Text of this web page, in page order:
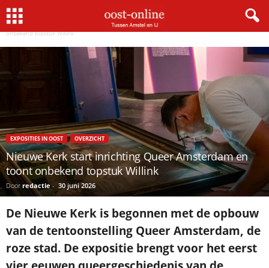
Home
Nieuwe Kerk start inrichting Queer Amsterdam en toont
onbekend topstuk Willink
EXPOSITIES IN OOST OVERZICHT
Nieuwe Kerk start inrichting Queer Amsterdam en
toont onbekend topstuk Willink
Door redactie- 30 juni 2026
De Nieuwe Kerk is begonnen met de opbouw
van de tentoonstelling Queer Amsterdam, de
roze stad. De expositie brengt voor het eerst
×
Gratis NieuwsMail
VOORNAAM
E-MAIL
Met de inschrijving accepteer ik de
privacyverklaring.